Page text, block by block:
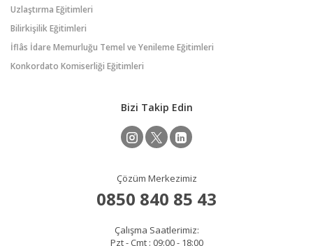
Uzlaştırma Eğitimleri
Bilirkişilik Eğitimleri
İflâs İdare Memurluğu Temel ve Yenileme Eğitimleri
Konkordato Komiserliği Eğitimleri
Bizi Takip Edin
Çözüm Merkezimiz
0850 840 85 43
Çalışma Saatlerimiz:
Pzt - Cmt : 09:00 - 18:00